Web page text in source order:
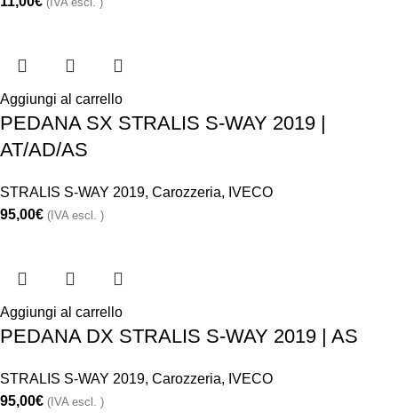
Aggiungi al carrello
PEDANA SX STRALIS S-WAY 2019 |
AT/AD/AS
STRALIS S-WAY 2019, Carozzeria, IVECO
95,00€ (IVA escl. )
Aggiungi al carrello
PEDANA DX STRALIS S-WAY 2019 | AS
STRALIS S-WAY 2019, Carozzeria, IVECO
95,00€ (IVA escl. )